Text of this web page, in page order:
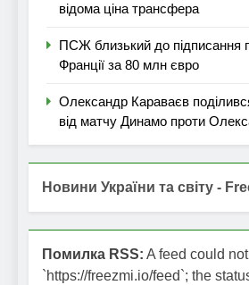
відома ціна трансфера
ПСЖ близький до підписання
Франції за 80 млн євро
Олександр Караваєв
від матчу Динамо проти
Новини України та світу -
Помилка RSS: A feed could
`https://freezmi.io/feed`; the